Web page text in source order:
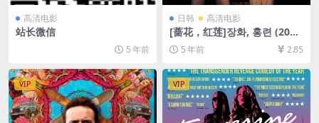
高清电影
站长微信
5 年前
日韩 高清电影
[蔷花，红莲]장화, 홍련 (200
3)完整版[百度网盘+迅雷云盘
资源1080P超清未删减][MP4/
7.1GB][韩语中字]
5 年前 2.85
VIP VIP